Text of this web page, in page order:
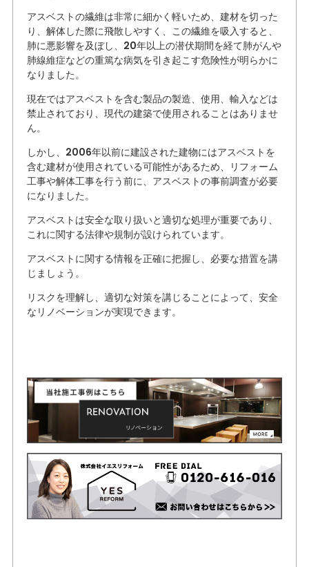
アスベストの繊維は非常に細かく軽いため、建材を切った
り、解体した際に飛散しやすく、この繊維を吸入すると、
肺に悪影響を及ぼし、20年以上の潜伏期間を経て肺がんや
肺線維症などの重篤な病気を引き起こす危険性が明らかに
なりました。
現在ではアスベストを含む製品の製造、使用、輸入などは
禁止されており、現代の建築で使用されることはありませ
ん。
しかし、2006年以前に建設された建物にはアスベストを
含む建材が使用されている可能性があるため、リフォーム
工事や解体工事を行う前に、アスベストの事前調査が必要
になりました。
アスベストは安全な取り扱いと適切な処理が重要であり、
これに関する法律や規制が設けられています。
アスベストに関する情報を正確に把握し、必要な措置を講
じましょう。
リスクを理解し、適切な対策を講じることによって、安全
なリノベーションが実現できます。